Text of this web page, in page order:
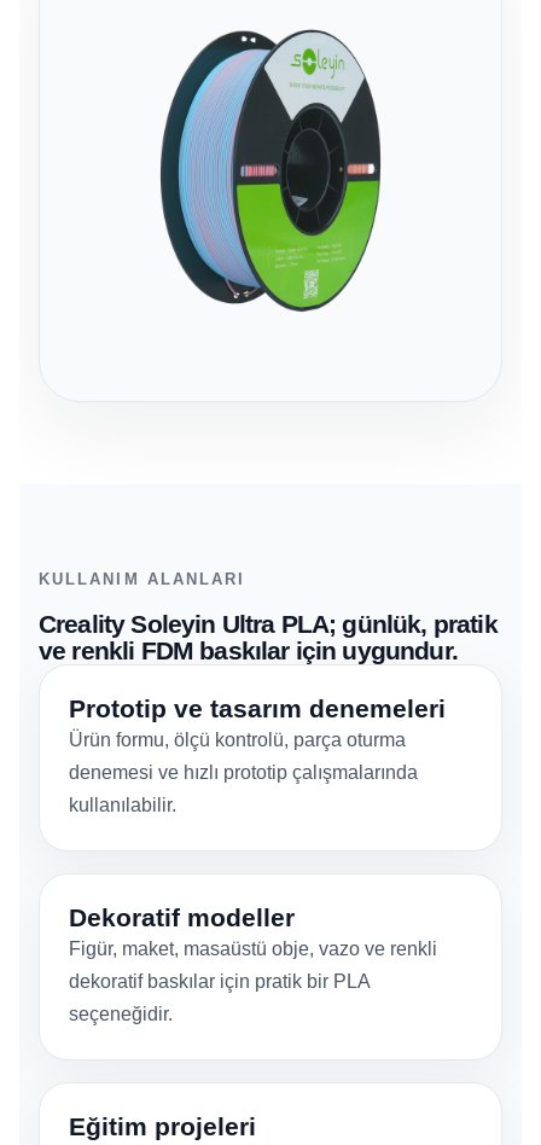
KULLANIM ALANLARI
Creality Soleyin Ultra PLA; günlük, pratik
ve renkli FDM baskılar için uygundur.
Prototip ve tasarım denemeleri
Ürün formu, ölçü kontrolü, parça oturma
denemesi ve hızlı prototip çalışmalarında
kullanılabilir.
Dekoratif modeller
Figür, maket, masaüstü obje, vazo ve renkli
dekoratif baskılar için pratik bir PLA
seçeneğidir.
Eğitim projeleri